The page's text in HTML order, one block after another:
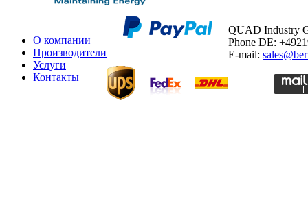
О компании
Производители
Услуги
Контакты
QUAD Industry
Phone DE:
E-mail: